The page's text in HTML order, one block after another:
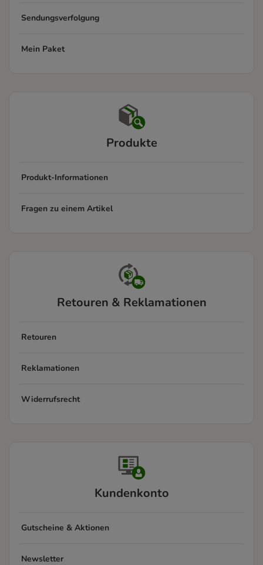
Sendungsverfolgung
Mein Paket
Produkte
Produkt-Informationen
Fragen zu einem Artikel
Retouren & Reklamationen
Retouren
Reklamationen
Widerrufsrecht
Kundenkonto
Gutscheine & Aktionen
Newsletter